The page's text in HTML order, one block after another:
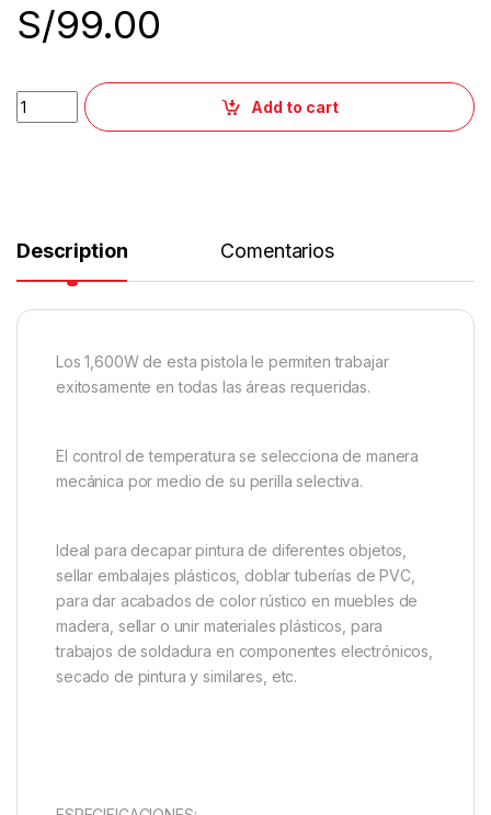
S/99.00
Add to cart
Description Comentarios
Los 1,600W de esta pistola le permiten trabajar
exitosamente en todas las áreas requeridas.
El control de temperatura se selecciona de manera
mecánica por medio de su perilla selectiva.
Ideal para decapar pintura de diferentes objetos,
sellar embalajes plásticos, doblar tuberías de PVC,
para dar acabados de color rústico en muebles de
madera, sellar o unir materiales plásticos, para
trabajos de soldadura en componentes electrónicos,
secado de pintura y similares, etc.